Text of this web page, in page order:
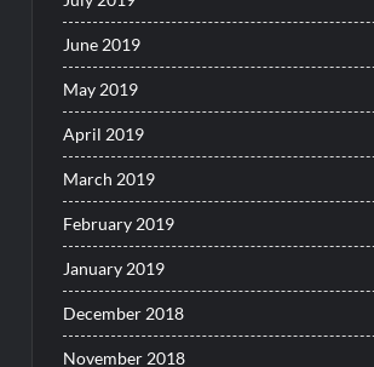
June 2019
May 2019
April 2019
March 2019
February 2019
January 2019
December 2018
November 2018